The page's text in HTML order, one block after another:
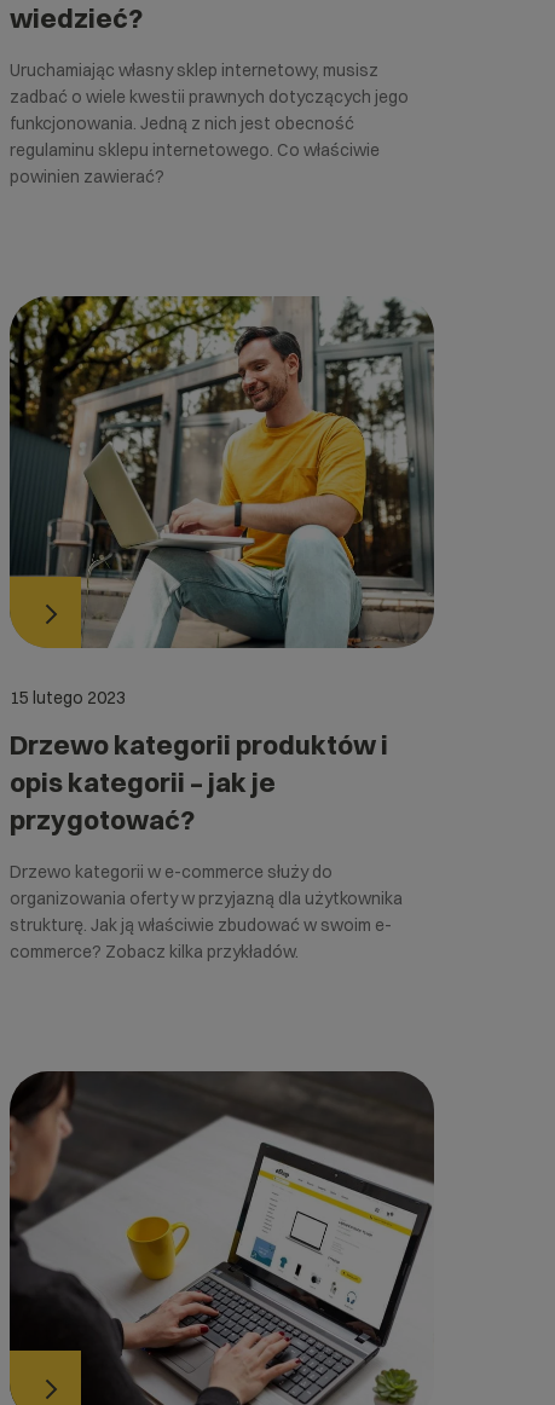
wiedzieć?
Uruchamiając własny sklep internetowy, musisz
zadbać o wiele kwestii prawnych dotyczących jego
funkcjonowania. Jedną z nich jest obecność
regulaminu sklepu internetowego. Co właściwie
powinien zawierać?
15 lutego 2023
Drzewo kategorii produktów i
opis kategorii – jak je
przygotować?
Drzewo kategorii w e-commerce służy do
organizowania oferty w przyjazną dla użytkownika
strukturę. Jak ją właściwie zbudować w swoim e-
commerce? Zobacz kilka przykładów.